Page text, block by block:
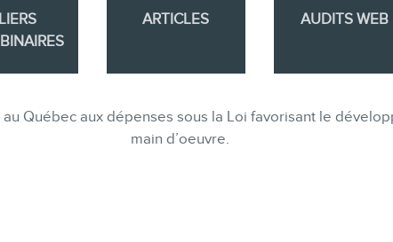
ARTICLES AUDITS WEB
Québec aux dépenses sous la Loi favorisant le
main d’oeuvre.